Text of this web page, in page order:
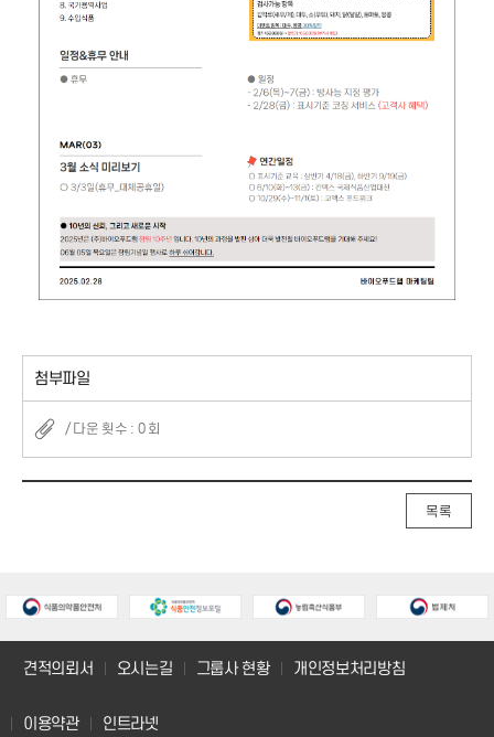
첨부파일
/ 다운 횟수 : 0 회
목록
견적의뢰서 오시는길 그룹사 현황 개인정보처리방침
이용약관 인트라넷